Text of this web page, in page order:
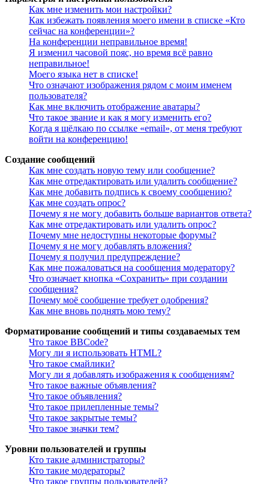
Как мне изменить мои настройки?
Как избежать появления моего имени в списке «Кто
сейчас на конференции»?
На конференции неправильное время!
Я изменил часовой пояс, но время всё равно
неправильное!
Моего языка нет в списке!
Что означают изображения рядом с моим именем
пользователя?
Как мне включить отображение аватары?
Что такое звание и как я могу изменить его?
Когда я щёлкаю по ссылке «email», от меня требуют
войти на конференцию!
Создание сообщений
Как мне создать новую тему или сообщение?
Как мне отредактировать или удалить сообщение?
Как мне добавить подпись к своему сообщению?
Как мне создать опрос?
Почему я не могу добавить больше вариантов ответа?
Как мне отредактировать или удалить опрос?
Почему мне недоступны некоторые форумы?
Почему я не могу добавлять вложения?
Почему я получил предупреждение?
Как мне пожаловаться на сообщения модератору?
Что означает кнопка «Сохранить» при создании
сообщения?
Почему моё сообщение требует одобрения?
Как мне вновь поднять мою тему?
Форматирование сообщений и типы создаваемых тем
Что такое BBCode?
Могу ли я использовать HTML?
Что такое смайлики?
Могу ли я добавлять изображения к сообщениям?
Что такое важные объявления?
Что такое объявления?
Что такое прилепленные темы?
Что такое закрытые темы?
Что такое значки тем?
Уровни пользователей и группы
Кто такие администраторы?
Кто такие модераторы?
Что такое группы пользователей?